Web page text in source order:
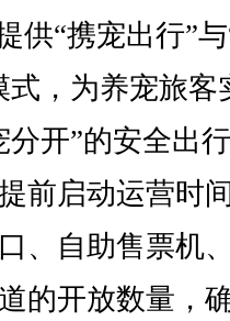
供“携宠出行”
式，为养宠旅客
开”的安全出
前启动运营时
、自助售票机
的开放数量，